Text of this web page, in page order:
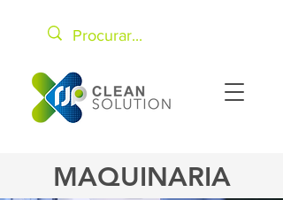
MAQUINARIA